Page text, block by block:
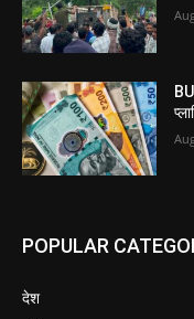
POPULAR
देश